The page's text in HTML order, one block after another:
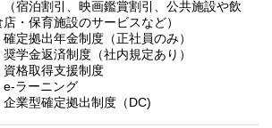
宿泊割引、映画鑑賞割引、公共施設や飲
店・保育施設のサービスなど）
確定拠出年金制度（正社員のみ）
奨学金返済制度（社内規定あり）
資格取得支援制度
e-ラーニング
企業型確定拠出制度（DC)